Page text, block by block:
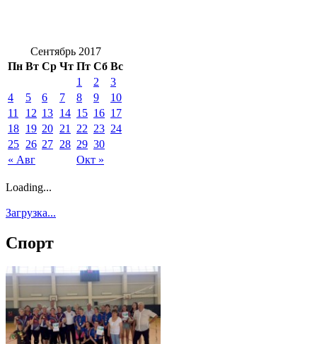
Сентябрь 2017
Пн Вт Ср Чт Пт Сб Вс
« Авг Окт »
1 2
3
4
5 6 7 8 9
10
11
12 13 14 15 16 17
18 19 20 21 22 23 24
25 26 27 28 29 30
Loading...
Загрузка...
Спорт